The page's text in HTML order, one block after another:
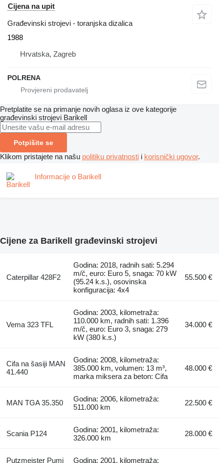
Cijena na upit
Građevinski strojevi - toranjska dizalica
1988
Hrvatska, Zagreb
POLRENA
Pretplatite se na primanje novih oglasa iz ove kategorije
građevinski strojevi Barikell
Potpišite se
Klikom pristajete na našu politiku privatnosti i korisnički ugovor.
Informacije o Barikell
Cijene za Barikell građevinski strojevi
Caterpillar 428F2
Godina: 2018, radnih sati: 5.294
m/č, euro: Euro 5, snaga: 70 kW
(95.24 k.s.), osovinska
konfiguracija: 4x4
55.500 €
Vema 323 TFL
Godina: 2003, kilometraža:
110.000 km, radnih sati: 1.396
m/č, euro: Euro 3, snaga: 279
kW (380 k.s.)
34.000 €
Cifa na šasiji MAN
41.440
Godina: 2008, kilometraža:
385.000 km, volumen: 13 m³,
marka miksera za beton: Cifa
48.000 €
MAN TGA 35.350
Godina: 2006, kilometraža:
511.000 km
22.500 €
Scania P124
Godina: 2001, kilometraža:
326.000 km
28.000 €
Putzmeister Pumi Godina: 2001, kilometraža: